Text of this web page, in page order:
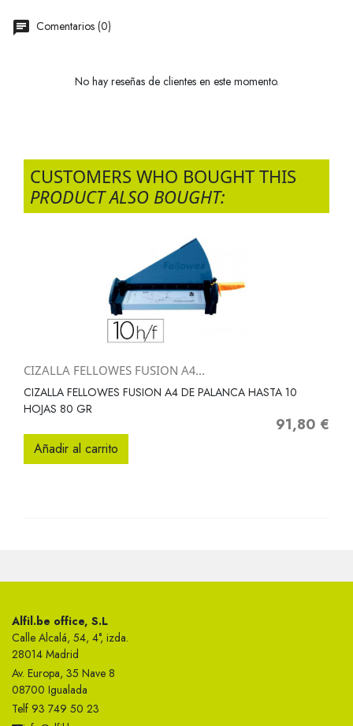
Comentarios (0)
No hay reseñas de clientes en este momento.
CUSTOMERS WHO BOUGHT THIS
PRODUCT ALSO BOUGHT:
CIZALLA FELLOWES FUSION A4...
CIZALLA FELLOWES FUSION A4 DE PALANCA HASTA 10
HOJAS 80 GR
Precio
91,80 €
Añadir al carrito
Alfil.be office, S.L
Calle Alcalá, 54, 4°, izda.
28014 Madrid
Av. Europa, 35 Nave 8
08700 Igualada
Telf 93 749 50 23